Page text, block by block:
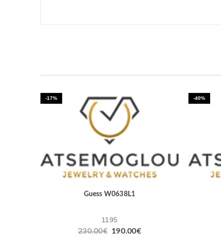
-17%
Guess W0638L1
1195
230.00€ Original
190.00€
-40%